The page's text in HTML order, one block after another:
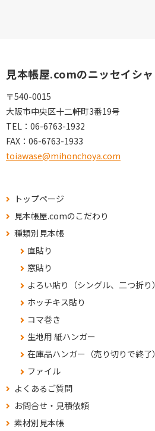
見本帳屋.comのニッセイシャ
〒540-0015
大阪市中央区十二軒町3番19号
TEL： 06-6763-1932
FAX： 06-6763-1933
toiawase@mihonchoya.com
トップページ
見本帳屋.comのこだわり
種類別見本帳
直貼り
窓貼り
よろい貼り（シングル、二つ折り）
ホッチキス貼り
コマ巻き
生地用 紙ハンガー
在庫品ハンガー（売り切りで終了）
ファイル
よくあるご質問
お問合せ・見積依頼
素材別見本帳